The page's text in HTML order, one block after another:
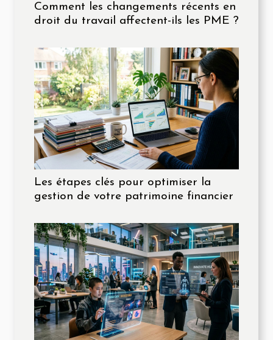
Comment les changements récents en
droit du travail affectent-ils les PME ?
Les étapes clés pour optimiser la
gestion de votre patrimoine financier